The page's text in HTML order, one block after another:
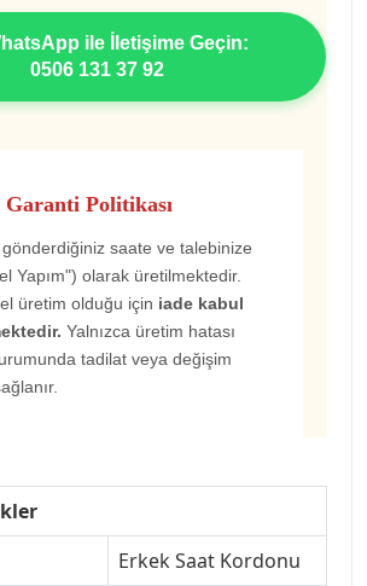
ile İletişime Geçin:
0506 131 37 92
Garanti Politikası
saate ve talebinize
Yapım") olarak üretilmektedir.
üretim olduğu için iade kabul
Yalnızca üretim hatası
tadilat veya değişim
Erkek Saat Kordonu